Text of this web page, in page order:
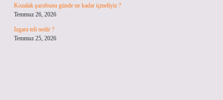
Kozalak şurubunu günde ne kadar içmeliyiz ?
Temmuz 26, 2026
Izgara teli nedir ?
Temmuz 25, 2026